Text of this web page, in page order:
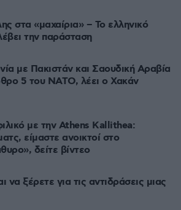
στα «μαχαίρια» – Το ελληνικό
την παράσταση
με Πακιστάν και Σαουδική Αραβία
5 του ΝΑΤΟ, λέει ο Χακάν
με την Athens Kallithea:
είμαστε ανοικτοί στο
δείτε βίντεο
να ξέρετε για τις αντιδράσεις μιας